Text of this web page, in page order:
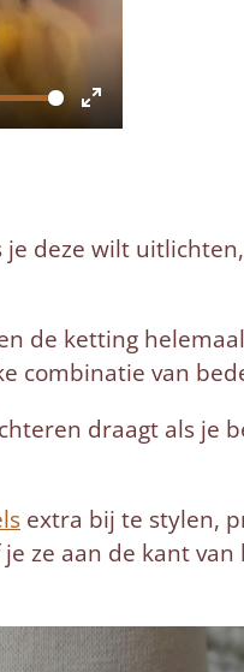
E
e
l
c
r
e
je deze wilt
de ketting
combinatie van
draagt als je
extra bij te stylen,
ze aan de kant